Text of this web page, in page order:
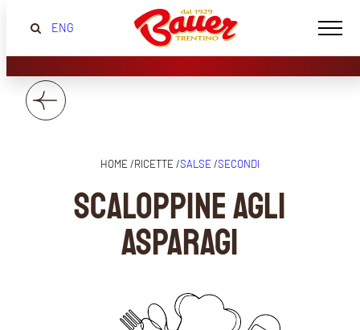
ENG
HOME /RICETTE /SALSE/SECONDI
SCALOPPINE AGLI
ASPARAGI